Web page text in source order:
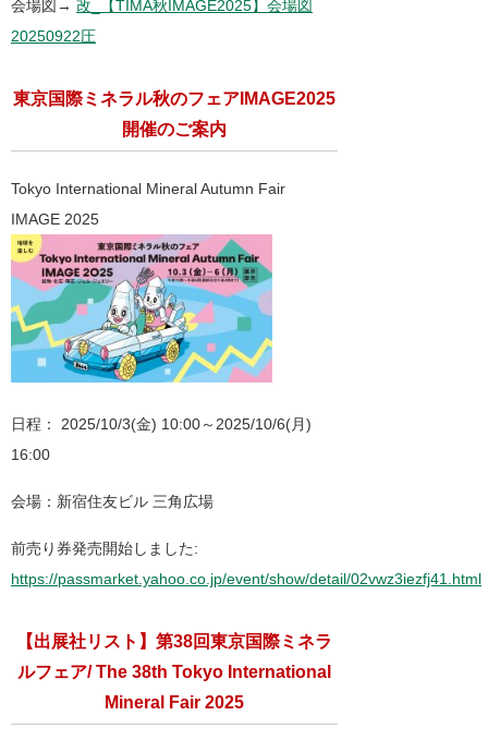
会場図→ 改_【TIMA秋IMAGE2025】会場図
20250922圧
東京国際ミネラル秋のフェアIMAGE2025
開催のご案内
Tokyo International Mineral Autumn Fair
IMAGE 2025
日程： 2025/10/3(金) 10:00～2025/10/6(月)
16:00
会場：新宿住友ビル 三角広場
前売り券発売開始しました:
https://passmarket.yahoo.co.jp/event/show/detail/02vwz3iezfj41.html
【出展社リスト】第38回東京国際ミネラ
ルフェア/ The 38th Tokyo International
Mineral Fair 2025